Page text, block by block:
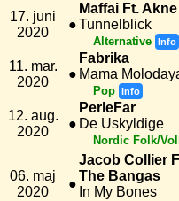
17. juni
2020
●
Maffai Ft.
Tunnelblick
Alternative Info
11. mar.
2020
●
Fabrika
Mama
Pop Info
12. aug.
2020
●
PerleFar
De Uskyldige
Nordic Folk/
06. maj
2020
●
Jacob Collier
The Bangas
In My Bones